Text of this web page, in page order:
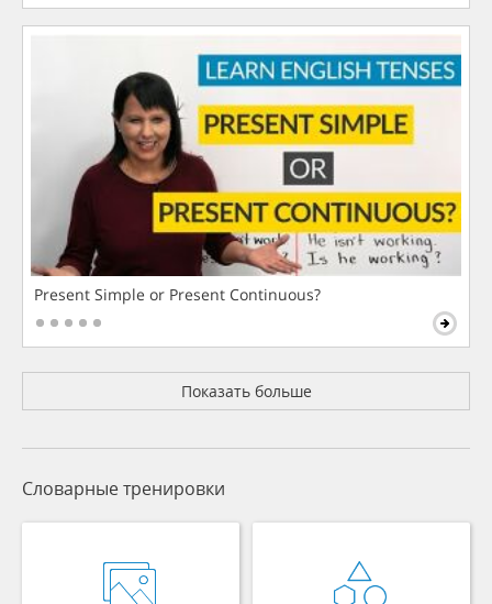
Present Simple or Present Continuous?
Показать больше
Словарные тренировки